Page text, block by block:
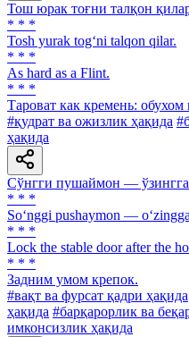
Тош юрак тоғни талқон
* * *
Tosh yurak tog‘ni talqon qilar.
* * *
As hard as a Flint.
* * *
Тароват как кремень:
#қудрат ва ожизлик ҳақида
ҳақида
Сўнгги пушаймон —
* * *
So‘nggi pushaymon —
* * *
Lock the stable door after the
* * *
Задним умом крепок.
#вақт ва фурсат қадри ҳақида
ҳақида #барқарорлик ва
имконсизлик ҳақида